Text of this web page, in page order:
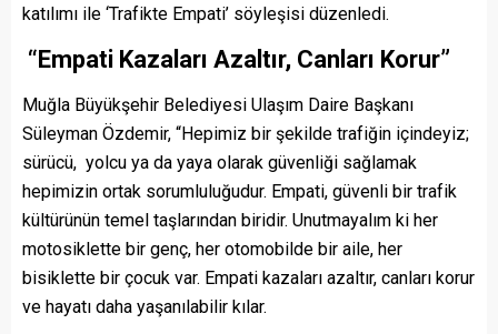
katılımı ile ‘Trafikte Empati’ söyleşisi düzenledi.
“Empati Kazaları Azaltır, Canları Korur”
Muğla Büyükşehir Belediyesi Ulaşım Daire Başkanı
Süleyman Özdemir, “Hepimiz bir şekilde trafiğin içindeyiz;
sürücü, yolcu ya da yaya olarak güvenliği sağlamak
hepimizin ortak sorumluluğudur. Empati, güvenli bir trafik
kültürünün temel taşlarından biridir. Unutmayalım ki her
motosiklette bir genç, her otomobilde bir aile, her
bisiklette bir çocuk var. Empati kazaları azaltır, canları korur
ve hayatı daha yaşanılabilir kılar.